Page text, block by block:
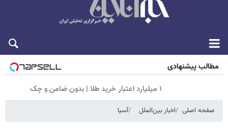
مطالب پیشنهادی
۱ میلیارد اعتبار خرید طلا | بدون ضامن و چک
صفحه اصلی اخبار بین‌الملل آسیا